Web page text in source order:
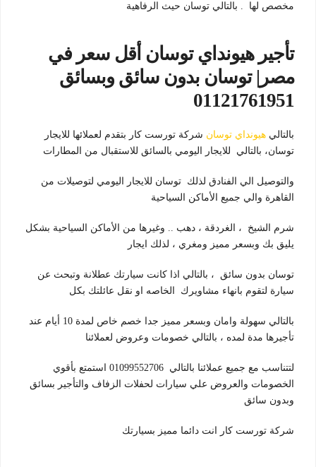
مخصص لها . بالتالي توسان حيث الرفاهية
تأجير هيونداي توسان أقل سعر في
مصر| توسان بدون سائق وبسائق
01121761951
بالتالي هيونداي توسان شركة تورست كار بتقدم لعملائها للايجار
توسان، بالتالي للايجار اليومي بالسائق للاستقبال من المطارات
والتوصيل الي الفنادق لذلك توسان للايجار اليومي لتوصيلات من
القاهرة والي جميع الأماكن السياحية
شرم الشيخ ، الغردقة ، دهب .. وغيرها من الأماكن السياحية بشكل
يليق بك وبسعر مميز ومغري ، لذلك ايجار
توسان بدون سائق ، بالتالي اذا كانت سيارتك عطلانة وتبحث عن
سيارة لتقوم بانهاء مشاويرك الخاصه او نقل عائلتك بكل
بالتالي سهولة وامان وبسعر مميز جدا خصم خاص لمدة 10 أيام عند
تأجيرها مدة لمده ، بالتالي خصومات وعروض لعملائنا
لتتناسب مع جميع عملائنا بالتالي 01099552706 استمتع بأقوي
الخصومات والعروض علي سيارات لحفلات الزفاف والتأجير بسائق
وبدون سائق
شركة تورست كار انت دائما مميز بسيارتك